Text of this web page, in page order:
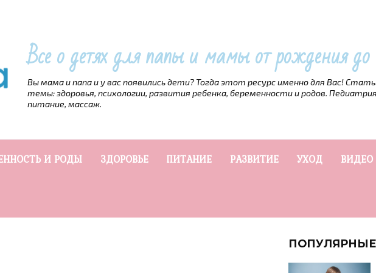
Все о детях для папы и мамы от рождения
Вы мама и папа и у вас появились дети? Тогда этот ресурс именно для Вас!
темы: здоровья, психологии, развития ребенка, беременности и родов.
питание, массаж.
И РОДЫ ЗДОРОВЬЕ ПИТАНИЕ РАЗВИТИЕ УХОД ВИДЕО
ПОПУЛЯРНЫЕ